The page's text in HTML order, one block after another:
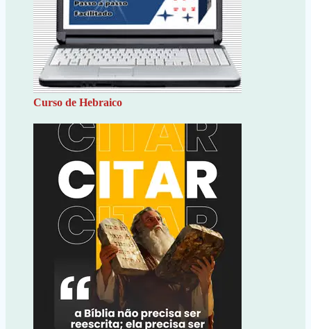
Curso de Hebraico